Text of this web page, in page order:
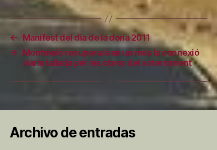
←
Manifest del dia de la dona 2011
→
Montmeló recuperarà en un mes la connexió
viària tallada per les obres del soterrament
Archivo de entradas